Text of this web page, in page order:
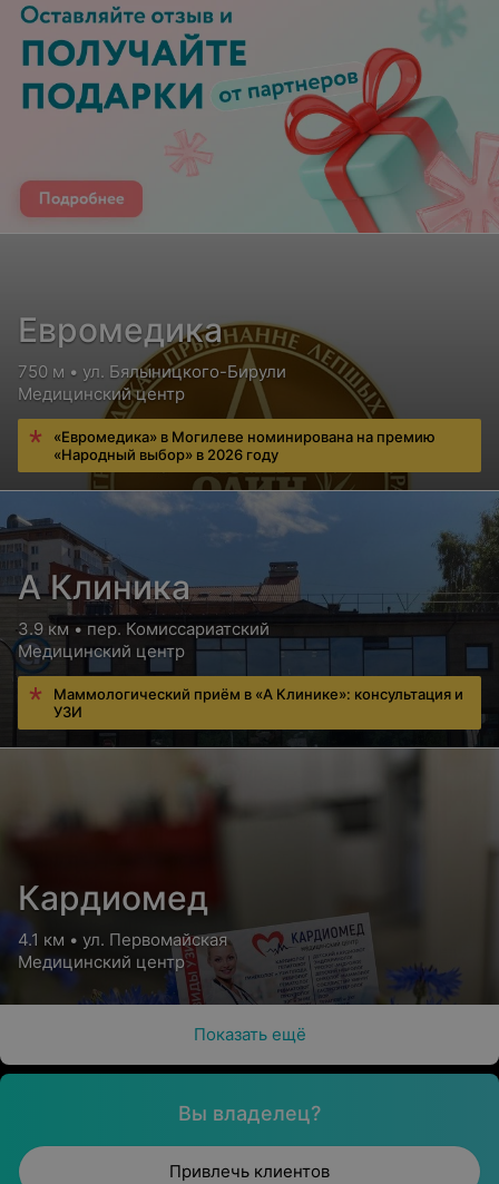
Евромедика
750 м • ул. Бялыницкого-Бирули
Медицинский центр
«Евромедика» в Могилеве номинирована на премию
«Народный выбор» в 2026 году
А Клиника
3.9 км • пер. Комиссариатский
Медицинский центр
Маммологический приём в «А Клинике»: консультация и
УЗИ
Кардиомед
4.1 км • ул. Первомайская
Медицинский центр
Показать ещё
Вы владелец?
Привлечь клиентов